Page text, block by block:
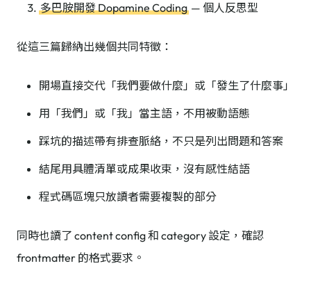
多巴胺開發 Dopamine Coding — 個人反思型
從這三篇歸納出幾個共同特徵：
開場直接交代「我們要做什麼」或「發生了什麼事」
用「我們」或「我」當主語，不用被動語態
踩坑的描述帶有排查脈絡，不只是列出問題和答案
結尾用具體清單或成果收束，沒有感性結語
程式碼區塊只放讀者需要複製的部分
同時也讀了 content config 和 category 設定，確認
frontmatter 的格式要求。